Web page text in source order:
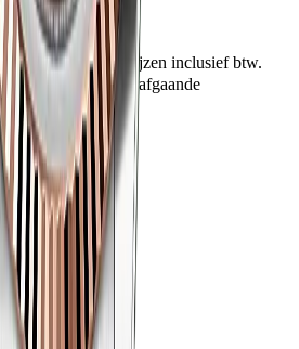
Rolex adviesprijzen inclusief btw.
en zonder voorafgaande